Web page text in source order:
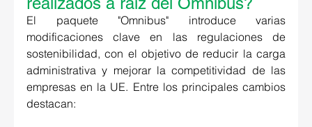
El paquete "Omnibus" introduce varias
modificaciones clave en las regulaciones de
sostenibilidad, con el objetivo de reducir la carga
administrativa y mejorar la competitividad de las
empresas en la UE. Entre los principales cambios
destacan: